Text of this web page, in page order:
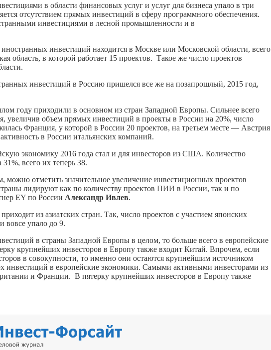
в области финансовых услуг и услуг для бизнеса упало в три
отсутствием прямых инвестиций в сферу программного обеспечения.
инвестициями в лесной промышленности и в
инвестиций находится в Москве или Московской области, всего
область, в которой работает 15 проектов. Такое же число проектов
инвестиций в Россию пришелся все же на позапрошлый, 2015 год,
году приходили в основном из стран Западной Европы. Сильнее всего
увеличив объем прямых инвестиций в проекты в России на 20%, число
Франция, у которой в России 20 проектов, на третьем месте — Австрия
в России итальянских компаний.
экономику 2016 года стал и для инвесторов из США. Количество
всего их теперь 38.
отметить значительное увеличение инвестиционных проектов
лидируют как по количеству проектов ПИИ в России, так и по
EY по России Александр Ивлев.
из азиатских стран. Так, число проектов с участием японских
вовсе упало до 9.
в страны Западной Европы в целом, то больше всего в европейские
крупнейших инвесторов в Европу также входит Китай. Впрочем, если
в совокупности, то именно они остаются крупнейшим источником
инвестиций в европейские экономики. Самыми активными инвесторами из
и Франции. В пятерку крупнейших инвесторов в Европу также